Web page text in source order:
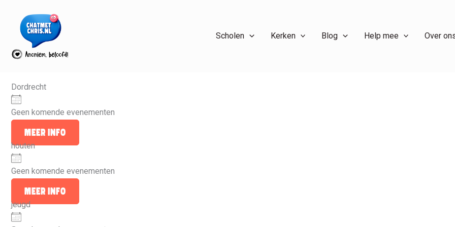
Scholen Kerken Blog Help mee Over
Dordrecht
Geen komende evenementen
Meer info
houten
Geen komende evenementen
Meer info
jeugd